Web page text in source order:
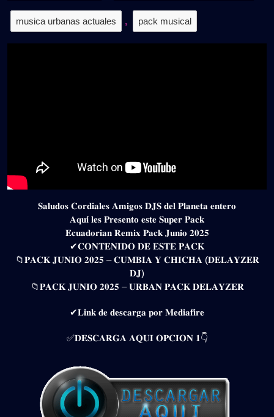
musica urbanas actuales , pack musical
𝐒𝐚𝐥𝐮𝐝𝐨𝐬 𝐂𝐨𝐫𝐝𝐢𝐚𝐥𝐞𝐬 𝐀𝐦𝐢𝐠𝐨𝐬 𝐃𝐉𝐒 𝐝𝐞𝐥 𝐏𝐥𝐚𝐧𝐞𝐭𝐚 𝐞𝐧𝐭𝐞𝐫𝐨
𝐀𝐪𝐮𝐢́ 𝐥𝐞𝐬 𝐏𝐫𝐞𝐬𝐞𝐧𝐭𝐨 𝐞𝐬𝐭𝐞 𝐒𝐮𝐩𝐞𝐫 𝐏𝐚𝐜𝐤
𝐄𝐜𝐮𝐚𝐝𝐨𝐫𝐢𝐚𝐧 𝐑𝐞𝐦𝐢𝐱 𝐏𝐚𝐜𝐤 𝐉𝐮𝐧𝐢𝐨 𝟐𝟎𝟐𝟓
✔𝐂𝐎𝐍𝐓𝐄𝐍𝐈𝐃𝐎 𝐃𝐄 𝐄𝐒𝐓𝐄 𝐏𝐀𝐂𝐊
📁𝐏𝐀𝐂𝐊 𝐉𝐔𝐍𝐈𝐎 𝟐𝟎𝟐𝟓 – 𝐂𝐔𝐌𝐁𝐈𝐀 𝐘 𝐂𝐇𝐈𝐂𝐇𝐀 (𝐃𝐄𝐋𝐀𝐘𝐙𝐄𝐑
𝐃𝐉)
📁𝐏𝐀𝐂𝐊 𝐉𝐔𝐍𝐈𝐎 𝟐𝟎𝟐𝟓 – 𝐔𝐑𝐁𝐀𝐍 𝐏𝐀𝐂𝐊 𝐃𝐄𝐋𝐀𝐘𝐙𝐄𝐑
✔𝐋𝐢𝐧𝐤 𝐝𝐞 𝐝𝐞𝐬𝐜𝐚𝐫𝐠𝐚 𝐩𝐨𝐫 𝐌𝐞𝐝𝐢𝐚𝐟𝐢𝐫𝐞
✅𝐃𝐄𝐒𝐂𝐀𝐑𝐆𝐀 𝐀𝐐𝐔𝐈 𝐎𝐏𝐂𝐈𝐎𝐍 𝟏👇